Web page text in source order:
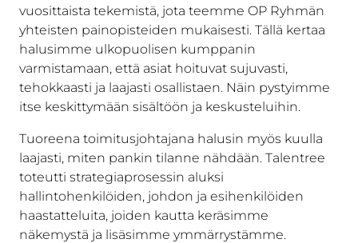
vuosittaista tekemistä, jota teemme OP Ryhmän
yhteisten painopisteiden mukaisesti. Tällä kertaa
halusimme ulkopuolisen kumppanin
varmistamaan, että asiat hoituvat sujuvasti,
tehokkaasti ja laajasti osallistaen. Näin pystyimme
itse keskittymään sisältöön ja keskusteluihin.
Tuoreena toimitusjohtajana halusin myös kuulla
laajasti, miten pankin tilanne nähdään. Talentree
toteutti strategiaprosessin aluksi
hallintohenkilöiden, johdon ja esihenkilöiden
haastatteluita, joiden kautta keräsimme
näkemystä ja lisäsimme ymmärrystämme.